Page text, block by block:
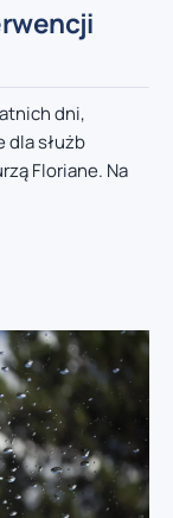
dni,
dla służb
Floriane. Na